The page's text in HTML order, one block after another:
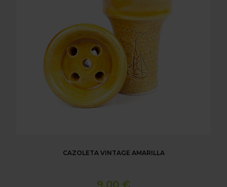
CAZOLETA VINTAGE AMARILLA
9,00 €